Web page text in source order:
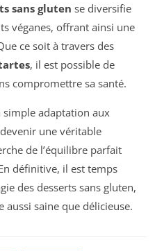
sans gluten se diversifie
véganes, offrant ainsi une
ce soit à travers des
, il est possible de
compromettre sa santé.
simple adaptation aux
une véritable
de l’équilibre parfait
définitive, il est temps
des desserts sans gluten,
aussi saine que délicieuse.